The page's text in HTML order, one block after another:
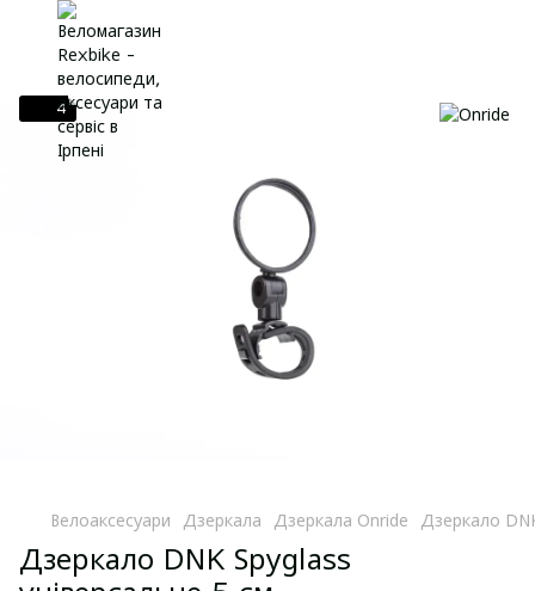
4
Велоаксесуари Дзеркала Дзеркала Onride Дзеркало
Дзеркало DNK Spyglass